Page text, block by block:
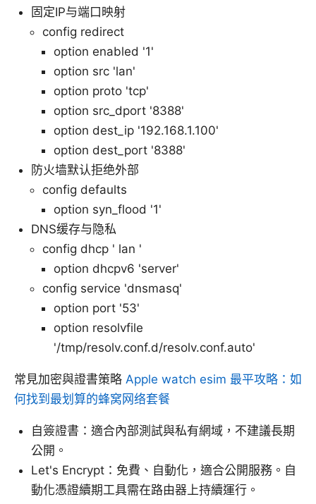
固定IP与端口映射
config redirect
option enabled '1'
option src 'lan'
option proto 'tcp'
option src_dport '8388'
option dest_ip '192.168.1.100'
option dest_port '8388'
防火墙默认拒绝外部
config defaults
option syn_flood '1'
DNS缓存与隐私
config dhcp ' lan '
option dhcpv6 'server'
config service 'dnsmasq'
option port '53'
option resolvfile
'/tmp/resolv.conf.d/resolv.conf.auto'
常見加密與證書策略 Apple watch esim 最平攻略：如
何找到最划算的蜂窝网络套餐
自簽證書：適合內部測試與私有網域，不建議長期
公開。
Let's Encrypt：免費、自動化，適合公開服務。自
動化憑證續期工具需在路由器上持續運行。